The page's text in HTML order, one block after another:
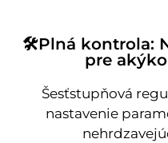
🛠️Plná kontrola:
pre
Šesťstupňová
nastavenie